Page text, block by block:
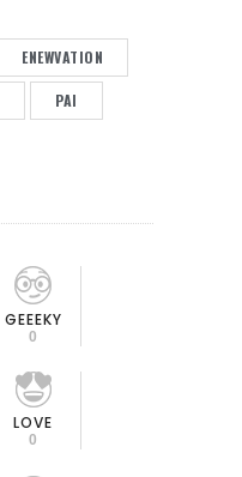
ENEWVATION
PAI
GEEEKY
0
LOVE
0